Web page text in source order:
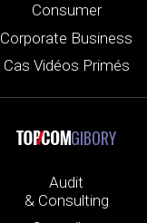
Consumer
Corporate Business
Cas Vidéos Primés
GIBORY
Audit
& Consulting